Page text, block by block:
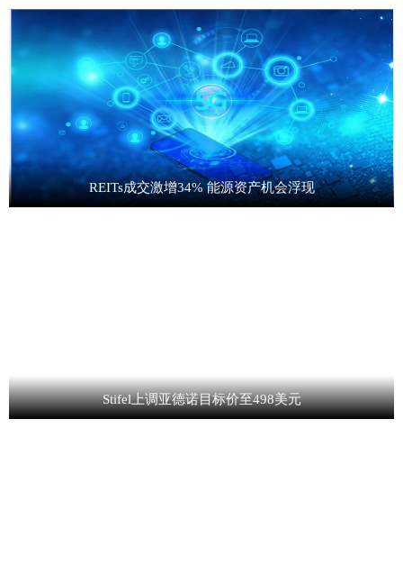
REITs成交激增34% 能源资产机会浮现
Stifel上调亚德诺目标价至498美元